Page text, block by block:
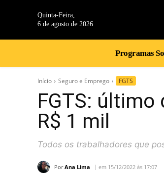
Quinta-Feira,
6 de agosto de 2026
Programas
Início Seguro e Emprego FGTS
FGTS: último
R$ 1 mil
Todos os trabalhadores que
Por Ana Lima em 15/12/2022 às 17:07